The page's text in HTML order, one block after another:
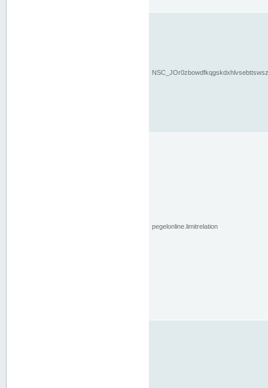
pegelonline.limitrelation